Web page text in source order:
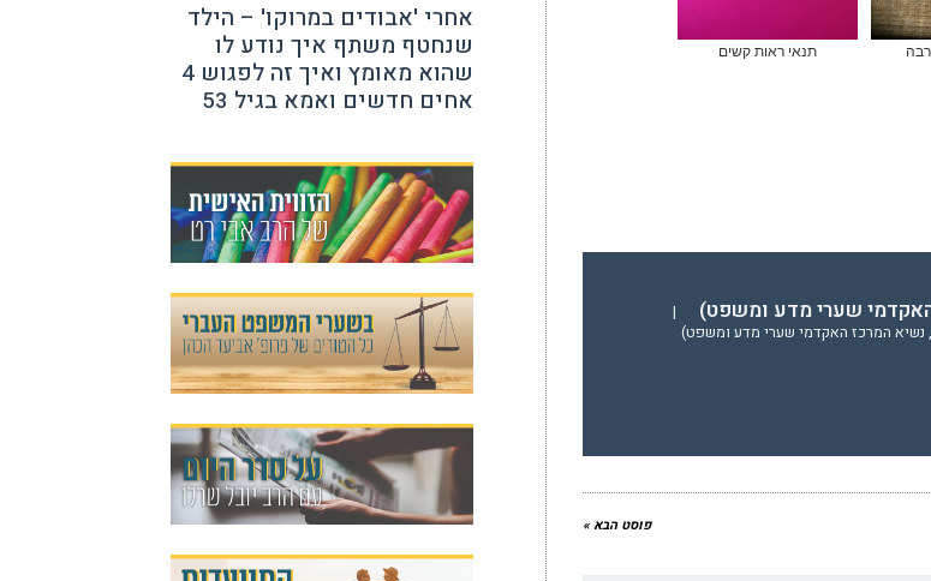
תנאי ראות קשים
שערי מדע ומשפט)
|
המרכז האקדמי שערי מדע ומשפט)
פוסט הבא »
אחרי 'אבודים במרוקו' – הילד
שנחטף משתף איך נודע לו
שהוא מאומץ ואיך זה לפגוש 4
אחים חדשים ואמא בגיל 53